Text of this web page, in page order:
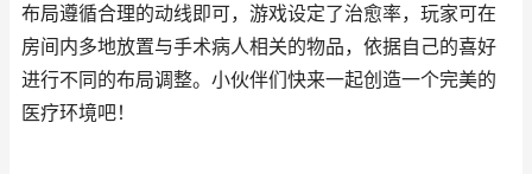
布局遵循合理的动线即可，游戏设定了治愈率，玩家可在
房间内多地放置与手术病人相关的物品，依据自己的喜好
进行不同的布局调整。小伙伴们快来一起创造一个完美的
医疗环境吧！